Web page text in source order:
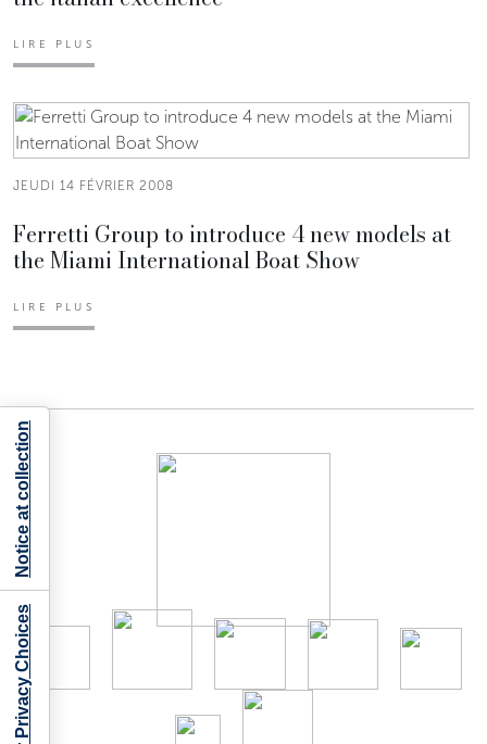
LIRE PLUS
JEUDI 14 FÉVRIER 2008
Ferretti Group to introduce 4 new models at
the Miami International Boat Show
LIRE PLUS
Your Privacy Choices
Notice at collection